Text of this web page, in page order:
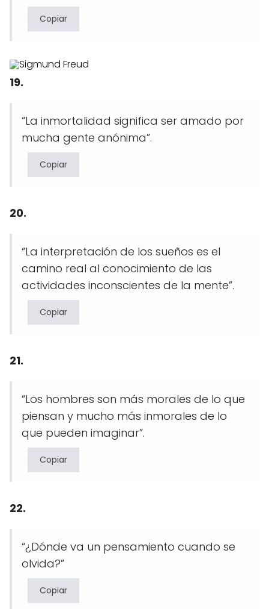
Copiar
19.
“La inmortalidad significa ser amado por
mucha gente anónima”.
Copiar
20.
“La interpretación de los sueños es el
camino real al conocimiento de las
actividades inconscientes de la mente”.
Copiar
21.
“Los hombres son más morales de lo que
piensan y mucho más inmorales de lo
que pueden imaginar”.
Copiar
22.
“¿Dónde va un pensamiento cuando se
olvida?”
Copiar